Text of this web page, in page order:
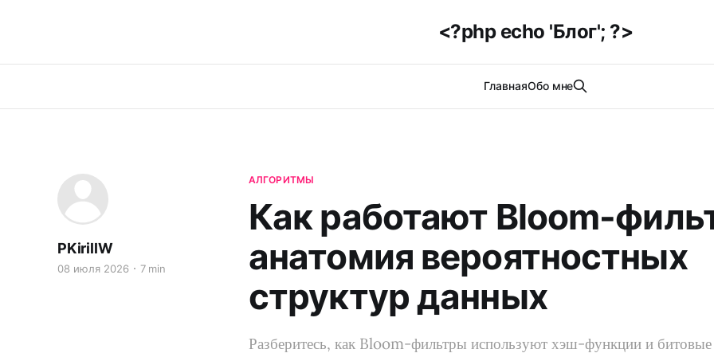
<?php echo 'Блог'; ?>
ГлавнаяОбо мне
АЛГОРИТМЫ
Как работают Bloom-
анатомия вероятностных
структур данных
Разберитесь, как Bloom-фильтры используют хэш-функции и битовые
PKirillW
08 июля 2026 7 min